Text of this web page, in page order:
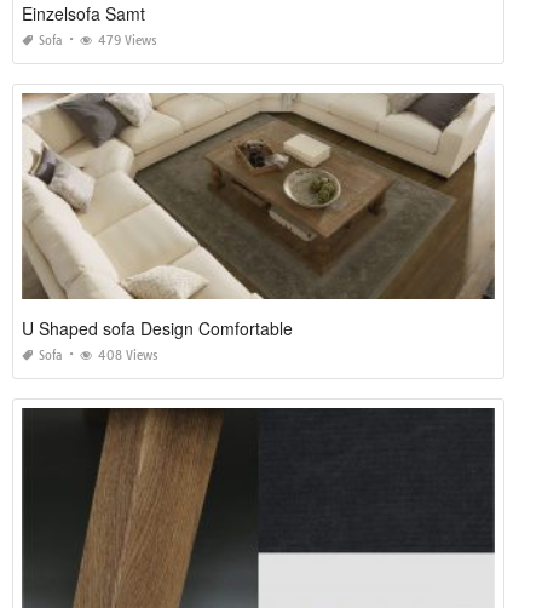
Einzelsofa Samt
Sofa 479 Views
U Shaped sofa Design Comfortable
Sofa 408 Views